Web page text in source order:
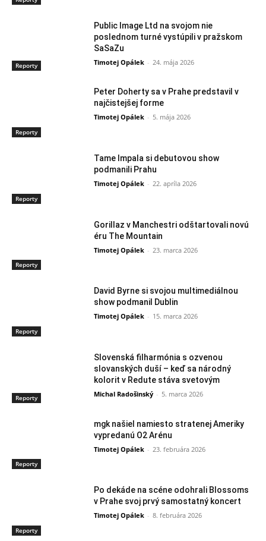
Reporty
Public Image Ltd na svojom nie
poslednom turné vystúpili v pražskom
SaSaZu
Timotej Opálek - 24. mája 2026
Reporty
Peter Doherty sa v Prahe predstavil v
najčistejšej forme
Timotej Opálek - 5. mája 2026
Reporty
Tame Impala si debutovou show
podmanili Prahu
Timotej Opálek - 22. apríla 2026
Reporty
Gorillaz v Manchestri odštartovali novú
éru The Mountain
Timotej Opálek - 23. marca 2026
Reporty
David Byrne si svojou multimediálnou
show podmanil Dublin
Timotej Opálek - 15. marca 2026
Reporty
Slovenská filharmónia s ozvenou
slovanských duší – keď sa národný
kolorit v Redute stáva svetovým
Michal Radošinský - 5. marca 2026
Reporty
mgk našiel namiesto stratenej Ameriky
vypredanú O2 Arénu
Timotej Opálek - 23. februára 2026
Reporty
Po dekáde na scéne odohrali Blossoms
v Prahe svoj prvý samostatný koncert
Timotej Opálek - 8. februára 2026